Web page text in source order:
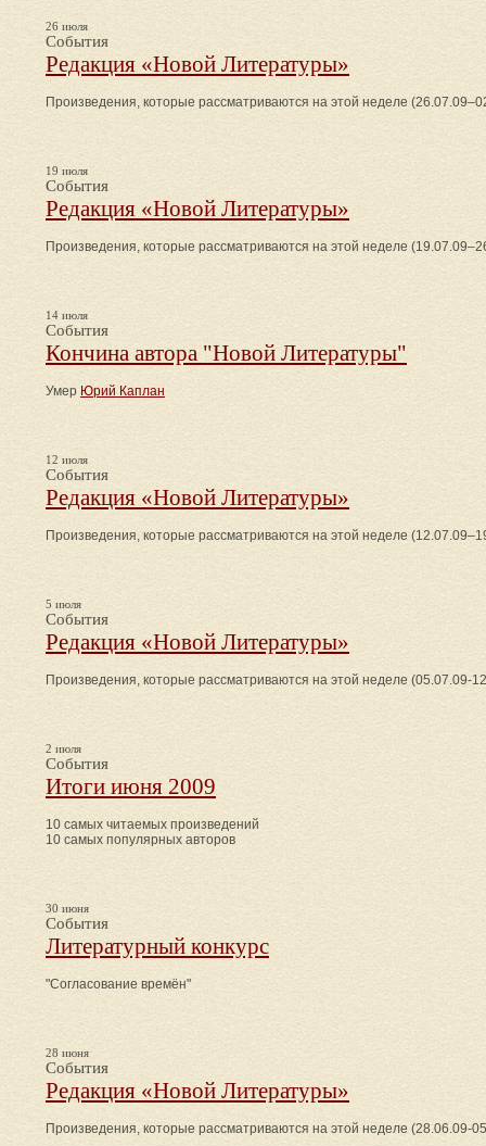
26 июля
События
Редакция «Новой Литературы»
Произведения, которые рассматриваются на этой неделе
19 июля
События
Редакция «Новой Литературы»
Произведения, которые рассматриваются на этой неделе
14 июля
События
Кончина автора "Новой Литературы"
Умер Юрий Каплан
12 июля
События
Редакция «Новой Литературы»
Произведения, которые рассматриваются на этой неделе
5 июля
События
Редакция «Новой Литературы»
Произведения, которые рассматриваются на этой неделе (05.07.09-
2 июля
События
Итоги июня 2009
10 самых читаемых произведений
10 самых популярных авторов
30 июня
События
Литературный конкурс
"Согласование времён"
28 июня
События
Редакция «Новой Литературы»
Произведения, которые рассматриваются на этой неделе (28.06.09-